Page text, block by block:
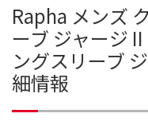
Rapha メンズ
ーブ ジャージ
ングスリーブ
細情報